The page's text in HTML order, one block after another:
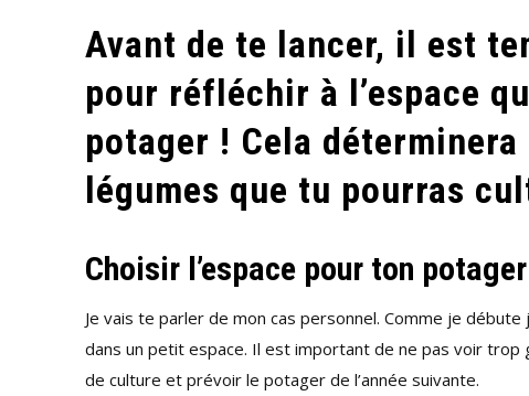
POTAGER
URBAIN
PAS
À
Avant de te lancer, il est
pour réfléchir à l’espace
potager ! Cela
légumes que tu pourras
Choisir l’espace pour ton potager
Je vais te parler de mon cas personnel. Comme je
dans un petit espace. Il est important de ne pas voir
de culture et prévoir le potager de l’année suivante.